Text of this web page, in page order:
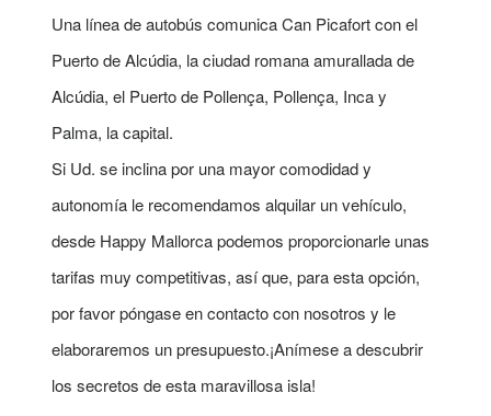
Una línea de autobús comunica Can Picafort con el
Puerto de Alcúdia, la ciudad romana amurallada de
Alcúdia, el Puerto de Pollença, Pollença, Inca y
Palma, la capital.
Si Ud. se inclina por una mayor comodidad y
autonomía le recomendamos alquilar un vehículo,
desde Happy Mallorca podemos proporcionarle unas
tarifas muy competitivas, así que, para esta opción,
por favor póngase en contacto con nosotros y le
elaboraremos un presupuesto.¡Anímese a descubrir
los secretos de esta maravillosa isla!